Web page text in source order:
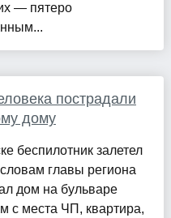
— пятеро
пострадали
дому
беспилотник залетел
главы региона
дом на бульваре
с места ЧП, квартира,